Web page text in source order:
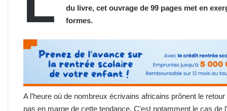
du livre, cet ouvrage de 99 pages met en
formes.
A l’heure où de nombreux écrivains africains prônent le
pas en marge de cette tendance. C’est notamment le cas de